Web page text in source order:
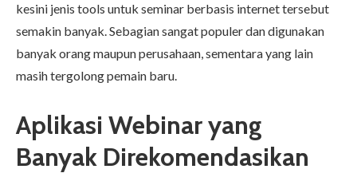
kesini jenis tools untuk seminar berbasis internet tersebut
semakin banyak. Sebagian sangat populer dan digunakan
banyak orang maupun perusahaan, sementara yang lain
masih tergolong pemain baru.
Aplikasi Webinar yang
Banyak Direkomendasikan